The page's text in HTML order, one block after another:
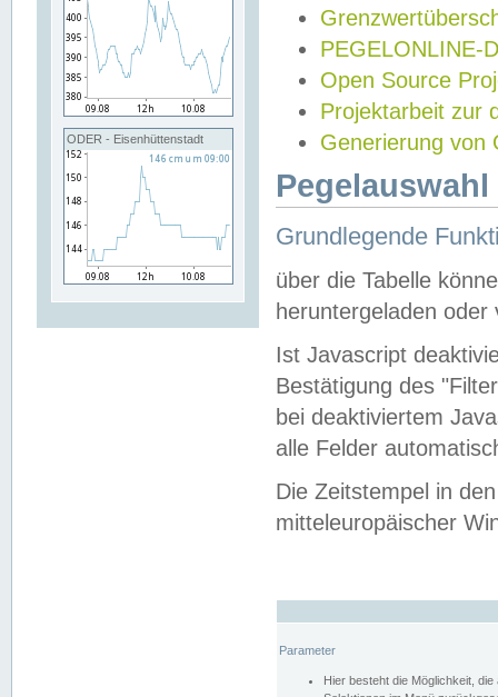
ODER - Eisenhüttenstadt
PEGELONLINE-
Open Source
Projektarbeit zur
Generierung von
Grundlegende
über die Tabelle
heruntergeladen oder
Ist Javascript
Bestätigung des
bei deaktiviertem
alle Felder
Die Zeitstempel in
mitteleuropäischer
Parameter
Hier besteht die Möglichkeit,